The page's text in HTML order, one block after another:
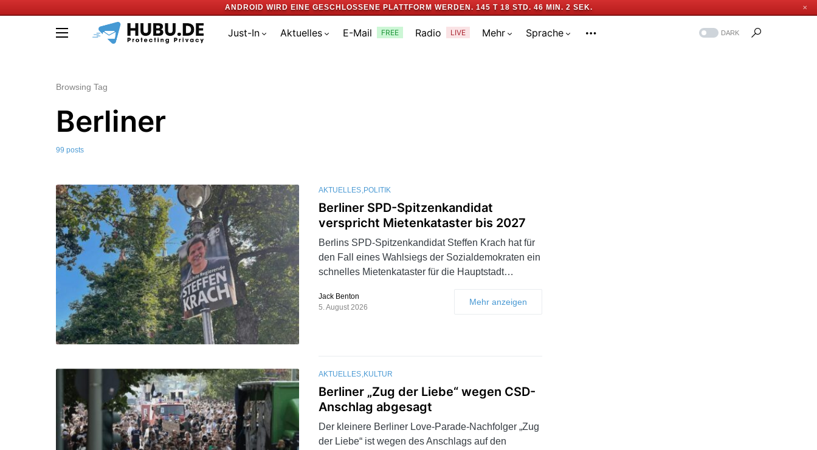
ANDROID WIRD EINE GESCHLOSSENE PLATTFORM WERDEN. 145 T 18 STD. 46 MIN. 1 SEK. ✕
Just-In Aktuelles E-Mail FREE Radio LIVE Mehr Sprache DARK
Browsing Tag
Berliner
99 posts
AKTUELLES POLITIK
Berliner SPD-Spitzenkandidat
verspricht Mietenkataster bis 2027
Berlins SPD-Spitzenkandidat Steffen Krach hat für
den Fall eines Wahlsiegs der Sozialdemokraten ein
schnelles Mietenkataster für die Hauptstadt…
Jack Benton
5. August 2026
Mehr anzeigen
AKTUELLES KULTUR
Berliner „Zug der Liebe“ wegen CSD-
Anschlag abgesagt
Der kleinere Berliner Love-Parade-Nachfolger „Zug
der Liebe“ ist wegen des Anschlags auf den